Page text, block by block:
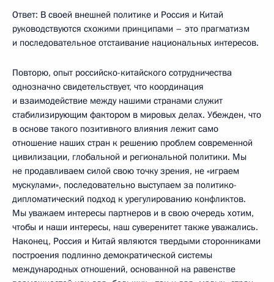
Ответ: В своей внешней политике и Россия и Китай
руководствуются схожими принципами – это прагматизм
и последовательное отстаивание национальных интересов.
Повторю, опыт российско-китайского сотрудничества
однозначно свидетельствует, что координация
и взаимодействие между нашими странами служит
стабилизирующим фактором в мировых делах. Убежден, что
в основе такого позитивного влияния лежит само
отношение наших стран к решению проблем современной
цивилизации, глобальной и региональной политики. Мы
не продавливаем силой свою точку зрения, не «играем
мускулами», последовательно выступаем за политико-
дипломатический подход к урегулированию конфликтов.
Мы уважаем интересы партнеров и в свою очередь хотим,
чтобы и наши интересы, наш суверенитет также уважались.
Наконец, Россия и Китай являются твердыми сторонниками
построения подлинно демократической системы
международных отношений, основанной на равенстве